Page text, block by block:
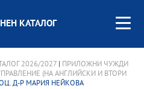
КАТАЛОГ
2026/2027
ПРИЛОЖНИ ЧУЖДИ
(НА АНГЛИЙСКИ И ВТОРИ
Д-Р МАРИЯ НЕЙКОВА